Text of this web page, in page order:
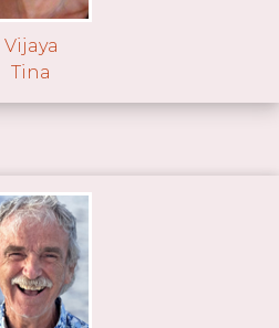
Vijaya
Tina